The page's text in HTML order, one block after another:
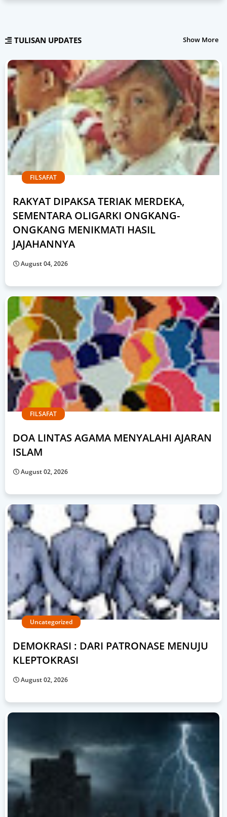
TULISAN UPDATES Show More
FILSAFAT
RAKYAT DIPAKSA TERIAK MERDEKA,
SEMENTARA OLIGARKI ONGKANG-
ONGKANG MENIKMATI HASIL
JAJAHANNYA
August 04, 2026
FILSAFAT
DOA LINTAS AGAMA MENYALAHI AJARAN
ISLAM
August 02, 2026
Uncategorized
DEMOKRASI : DARI PATRONASE MENUJU
KLEPTOKRASI
August 02, 2026